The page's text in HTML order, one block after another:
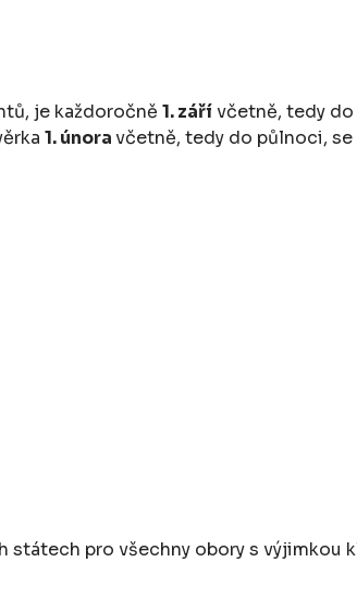
je každoročně 1. zářívčetně, tedy
1. únoravčetně, tedy do půlnoci, se
státech pro všechny obory s výjimkou